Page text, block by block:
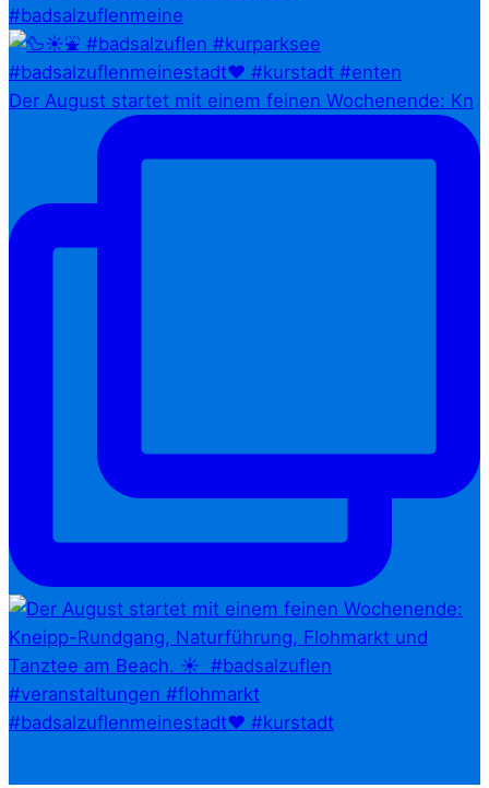
#badsalzuflenmeine
Der August startet mit einem feinen Wochenende: Kn